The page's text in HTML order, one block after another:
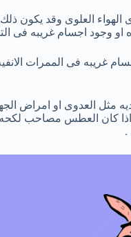
العلوى وقد يكون ذلك
او وجود اجسام غريبه فى
غريبه فى الممرات
مثل العدوى او امراض
كان العطس مصاحب
.